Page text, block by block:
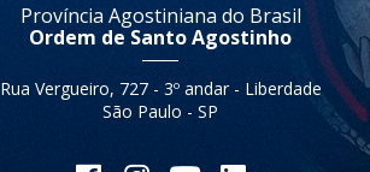
Província Agostiniana do Brasil
Ordem de Santo Agostinho
Rua Vergueiro, 727 - 3º andar - Liberdade
São Paulo - SP